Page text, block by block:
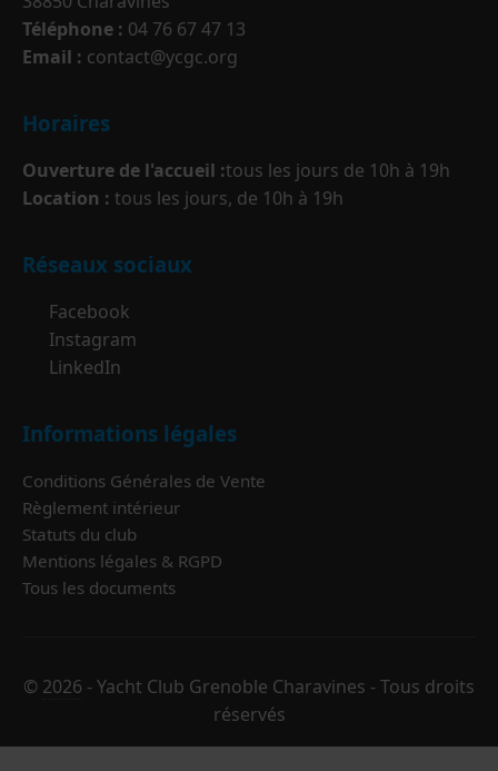
Téléphone : 04 76 67 47 13
Email : contact@ycgc.org
Horaires
Ouverture de l'accueil :tous les jours de 10h à 19h
Location : tous les jours, de 10h à 19h
Réseaux sociaux
Facebook
Instagram
LinkedIn
Informations légales
Conditions Générales de Vente
Règlement intérieur
Statuts du club
Mentions légales & RGPD
Tous les documents
© 2026 - Yacht Club Grenoble Charavines - Tous droits
réservés